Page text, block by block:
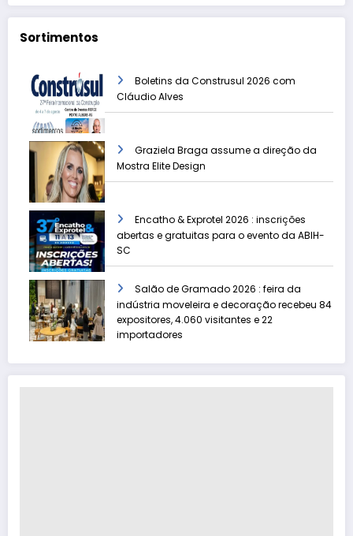
Sortimentos
Boletins da Construsul 2026 com
Cláudio Alves
Graziela Braga assume a direção da
Mostra Elite Design
Encatho & Exprotel 2026 : inscrições
abertas e gratuitas para o evento da ABIH-
SC
Salão de Gramado 2026 : feira da
indústria moveleira e decoração recebeu 84
expositores, 4.060 visitantes e 22
importadores